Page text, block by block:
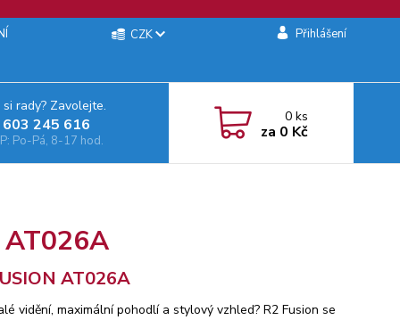
CZK Přihlášení
rady? Zavolejte.
245 616‬
Po-Pá, 8-17 hod.
0ks
za 0 Kč
AT026A
vidění, maximální pohodlí a stylový vzhled? R2 Fusion se